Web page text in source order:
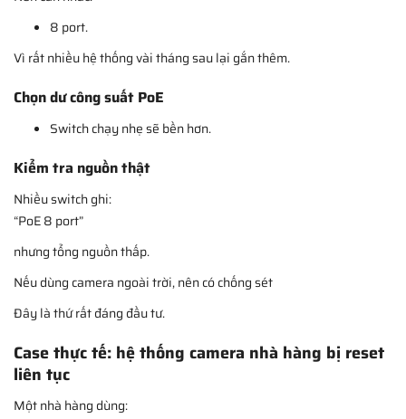
8 port.
Vì rất nhiều hệ thống vài tháng sau lại gắn thêm.
Chọn dư công suất PoE
Switch chạy nhẹ sẽ bền hơn.
Kiểm tra nguồn thật
Nhiều switch ghi:
“PoE 8 port”
nhưng tổng nguồn thấp.
Nếu dùng camera ngoài trời, nên có chống sét
Đây là thứ rất đáng đầu tư.
Case thực tế: hệ thống camera nhà hàng bị reset
liên tục
Một nhà hàng dùng: